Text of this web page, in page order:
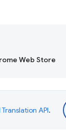
Web Store
API.